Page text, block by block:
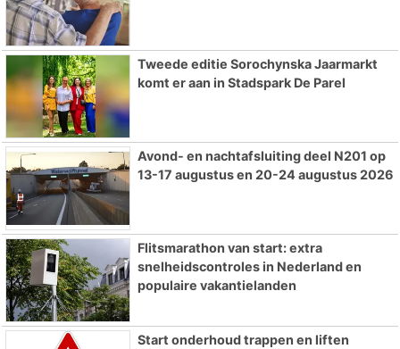
Tweede editie Sorochynska Jaarmarkt
komt er aan in Stadspark De Parel
Avond- en nachtafsluiting deel N201 op
13-17 augustus en 20-24 augustus 2026
Flitsmarathon van start: extra
snelheidscontroles in Nederland en
populaire vakantielanden
Start onderhoud trappen en liften